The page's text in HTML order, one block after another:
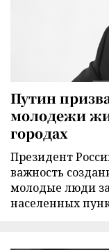
Путин
молодежи
городах
Президент
важность
молодые люди
населенных